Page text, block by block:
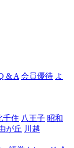
& A 会員優待 よ
千住 八王子 昭和
が丘 川越